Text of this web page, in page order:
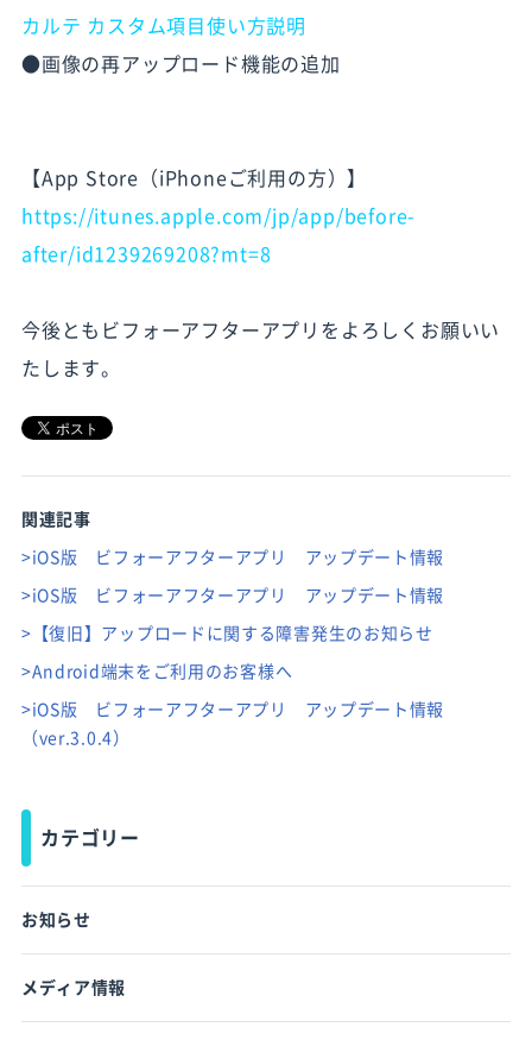
カルテ カスタム項目使い方説明
●画像の再アップロード機能の追加
【App Store（iPhoneご利用の方）】
https://itunes.apple.com/jp/app/before-
after/id1239269208?mt=8
今後ともビフォーアフターアプリをよろしくお願いい
たします。
関連記事
>iOS版 ビフォーアフターアプリ アップデート情報
>iOS版 ビフォーアフターアプリ アップデート情報
>【復旧】アップロードに関する障害発生のお知らせ
>Android端末をご利用のお客様へ
>iOS版 ビフォーアフターアプリ アップデート情報
（ver.3.0.4）
カテゴリー
お知らせ
メディア情報